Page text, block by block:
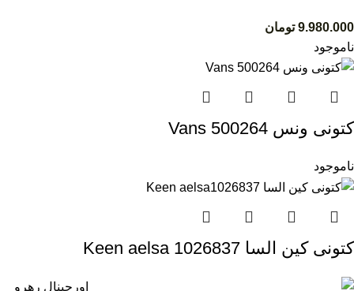
9.980.000 تومان
ناموجود
کتونی ونس Vans 500264
ناموجود
کتونی کین السا Keen aelsa 1026837